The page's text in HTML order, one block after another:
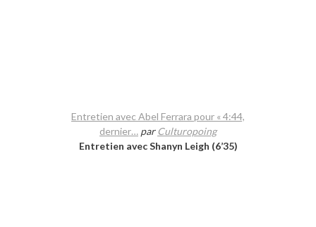
Entretien avec Abel Ferrara pour « 4:44,
dernier… parCulturopoing
Entretien avec Shanyn Leigh (6’35)